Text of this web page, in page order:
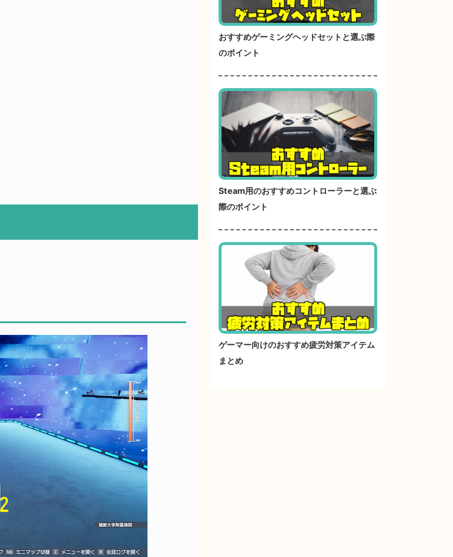
おすすめゲーミングヘッドセットと選ぶ際
のポイント
Steam用のおすすめコントローラーと選ぶ
際のポイント
ゲーマー向けのおすすめ疲労対策アイテム
まとめ